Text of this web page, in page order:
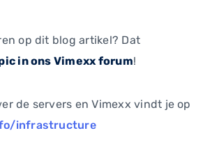
op dit blog artikel? Dat
in ons Vimexx forum!
de servers en Vimexx vindt je op
infrastructure